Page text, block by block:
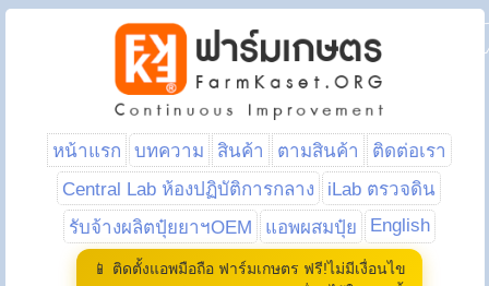
หน้าแรก บทความ สินค้า ตามสินค้า
ติดต่อเรา
Central Lab ห้องปฏิบัติการกลาง
iLab ตรวจดิน
รับจ้างผลิตปุ๋ยยาฯOEM
แอพผสมปุ๋ย English
📱 ติดตั้งแอพมือถือ ฟาร์มเกษตร ฟรี!ไม่มีเงื่อนไข